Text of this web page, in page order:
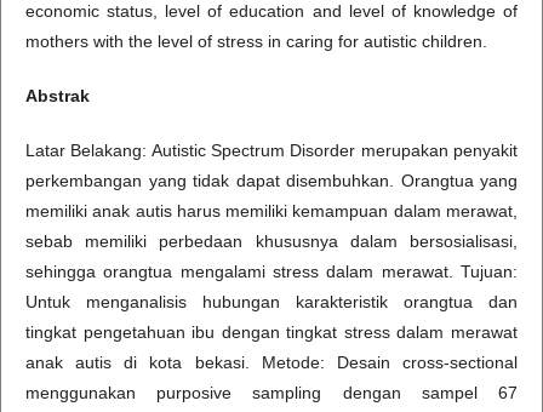
economic status, level of education and level of knowledge of
mothers with the level of stress in caring for autistic children.
Abstrak
Latar Belakang: Autistic Spectrum Disorder merupakan penyakit
perkembangan yang tidak dapat disembuhkan. Orangtua yang
memiliki anak autis harus memiliki kemampuan dalam merawat,
sebab memiliki perbedaan khususnya dalam bersosialisasi,
sehingga orangtua mengalami stress dalam merawat. Tujuan:
Untuk menganalisis hubungan karakteristik orangtua dan
tingkat pengetahuan ibu dengan tingkat stress dalam merawat
anak autis di kota bekasi. Metode: Desain cross-sectional
menggunakan purposive sampling dengan sampel 67